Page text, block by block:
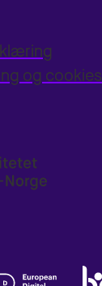
og cookies